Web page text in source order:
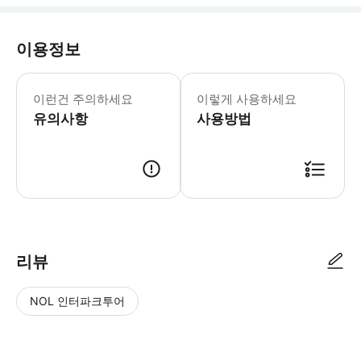
이용정보
이런건 주의하세요
유의사항
* 소요시간 : 240분 (옵션에 따라 소
이렇게 사용하세요
사용방법
리뷰
NOL 인터파크투어